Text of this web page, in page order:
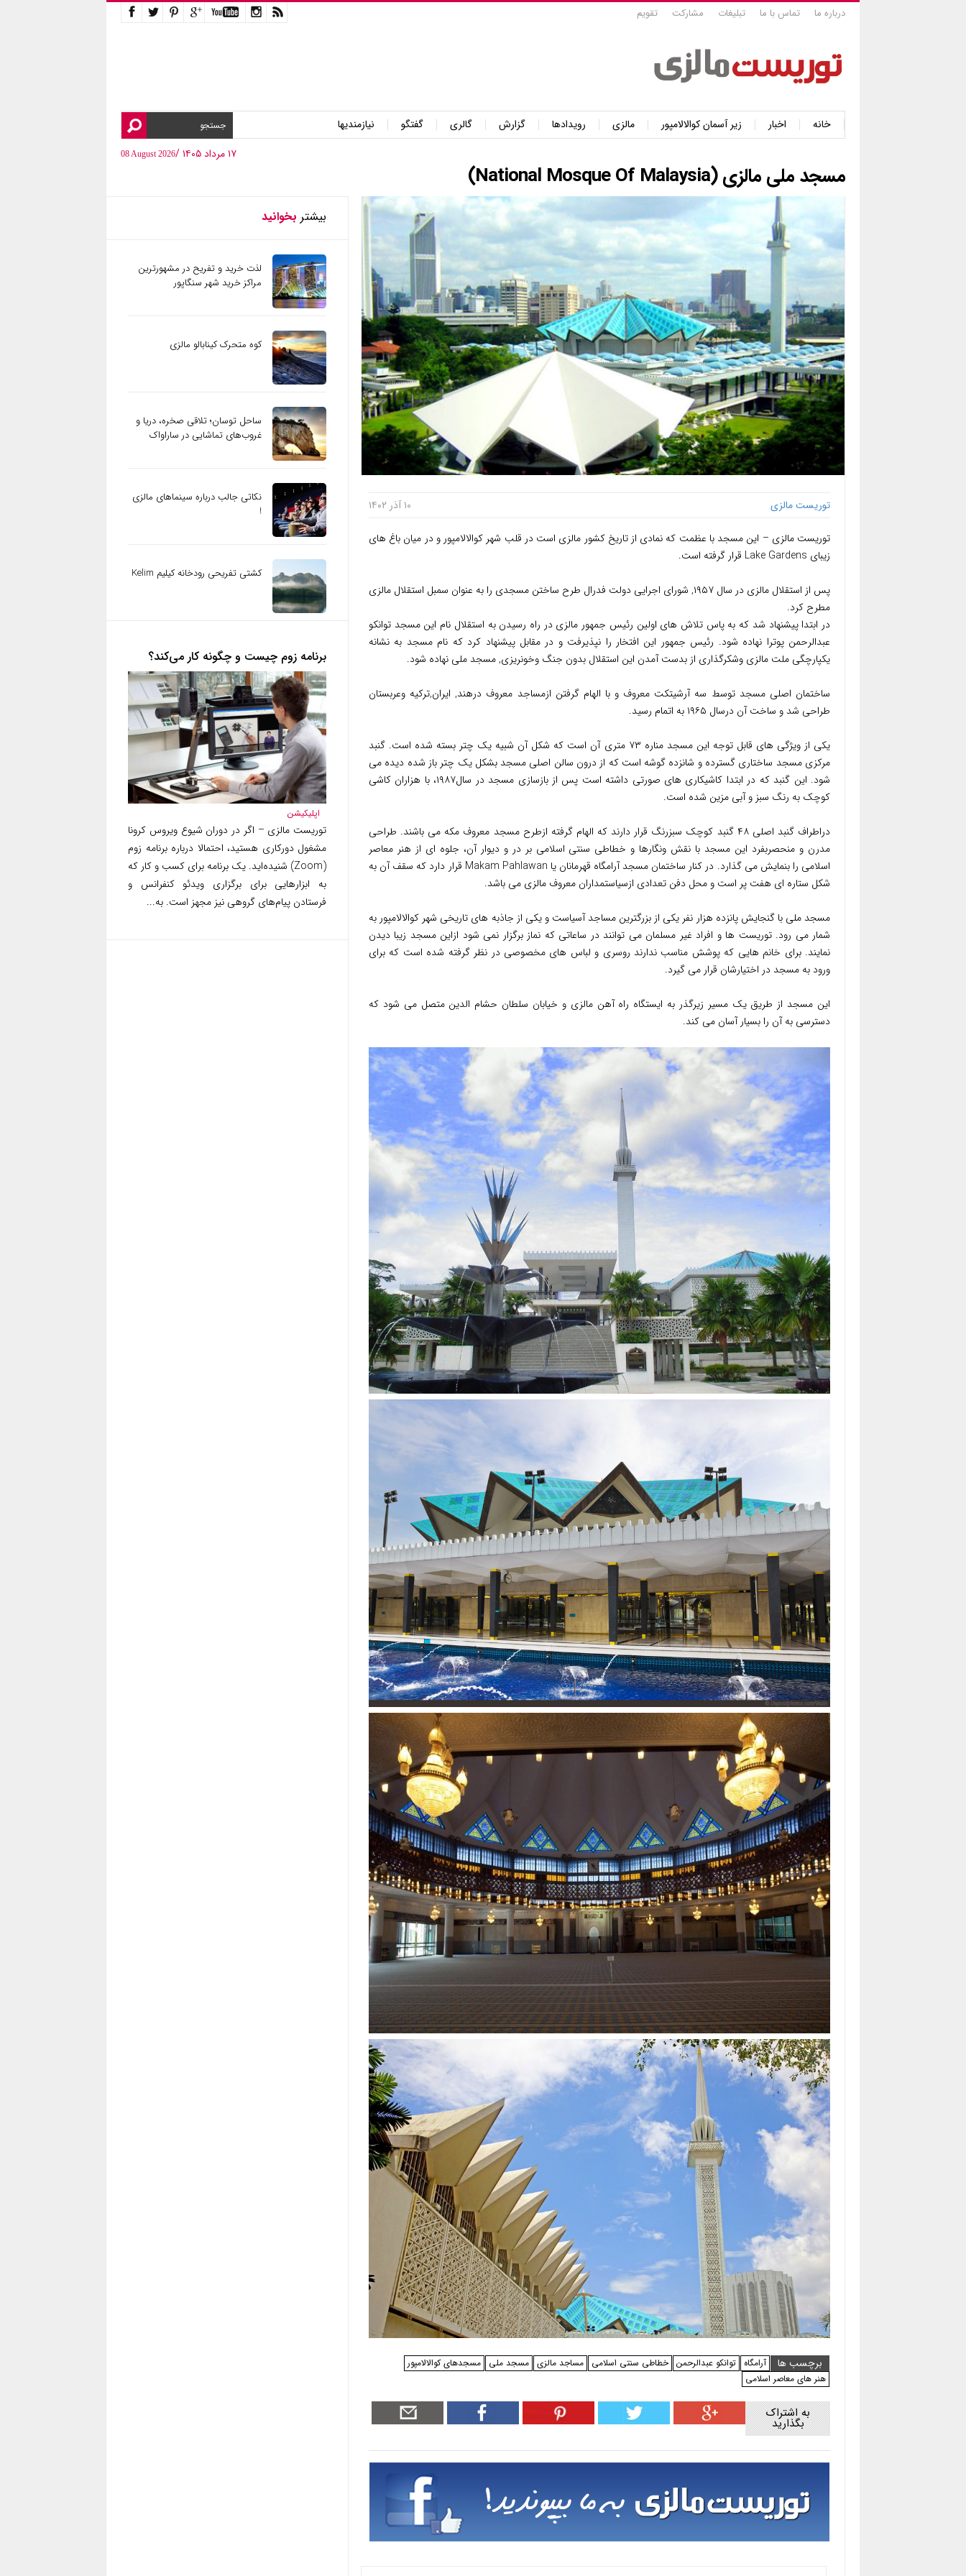
درباره ما تماس با ما تبلیغات مشارکت تقویم
خانه اخبار زیر آسمان کوالالامپور مالزی رویدادها گزارش گالری گفتگو
نیازمندیها
۱۷ مرداد ۱۴۰۵ /
08 August 2026
مسجد ملی مالزی (National Mosque Of Malaysia)
توریست مالزی ۱۰ آذر ۱۴۰۲
توریست مالزی – این مسجد با عظمت که نمادی از تاریخ کشور مالزی است در قلب شهر کوالالامپور و در میان باغ های
زیبای Lake Gardens قرار گرفته است.
پس از استقلال مالزی در سال ۱۹۵۷, شورای اجرایی دولت فدرال طرح ساختن مسجدی را به عنوان سمبل استقلال مالزی
مطرح کرد.
در ابتدا پیشنهاد شد که به پاس تلاش های اولین رئیس جمهور مالزی در راه رسیدن به استقلال نام این مسجد توانکو
عبدالرحمن پوترا نهاده شود. رئیس جمهور این افتخار را نپذیرفت و در مقابل پیشنهاد کرد که نام مسجد به نشانه
یکپارچگی ملت مالزی وشکرگذاری از بدست آمدن این استقلال بدون جنگ وخونریزی, مسجد ملی نهاده شود.
ساختمان اصلی مسجد توسط سه آرشیتکت معروف و با الهام گرفتن ازمساجد معروف درهند, ایران,ترکیه وعربستان
طراحی شد و ساخت آن درسال ۱۹۶۵ به اتمام رسید.
یکی از ویژگی های قابل توجه این مسجد مناره ۷۳ متری آن است که شکل آن شبیه یک چتر بسته شده است. گنبد
مرکزی مسجد ساختاری گسترده و شانزده گوشه است که از درون سالن اصلی مسجد بشکل یک چتر باز شده دیده می
شود. این گنبد که در ابتدا کاشیکاری های صورتی داشته است پس از بازسازی مسجد در سال۱۹۸۷، با هزاران کاشی
کوچک به رنگ سبز و آبی مزین شده است.
دراطراف گنبد اصلی ۴۸ گنبد کوچک سبزرنگ قرار دارند که الهام گرفته ازطرح مسجد معروف مکه می باشند. طراحی
مدرن و منحصربفرد این مسجد با نقش ونگارها و خطاطی سنتی اسلامی بر در و دیوار آن، جلوه ای از هنر معاصر
اسلامی را بنمایش می گذارد. در کنار ساختمان مسجد آرامگاه قهرمانان یا Makam Pahlawan قرار دارد که سقف آن به
شکل ستاره ای هفت پر است و محل دفن تعدادی ازسیاستمداران معروف مالزی می باشد.
مسجد ملی با گنجایش پانزده هزار نفر یکی از بزرگترین مساجد آسیاست و یکی از جاذبه های تاریخی شهر کوالالامپور به
شمار می رود. توریست ها و افراد غیر مسلمان می توانند در ساعاتی که نماز برگزار نمی شود ازاین مسجد زیبا دیدن
نمایند. برای خانم هایی که پوشش مناسب ندارند روسری و لباس های مخصوصی در نظر گرفته شده است که برای
ورود به مسجد در اختیارشان قرار می گیرد.
این مسجد از طریق یک مسیر زیرگذر به ایستگاه راه آهن مالزی و خیابان سلطان حشام الدین متصل می شود که
دسترسی به آن را بسیار آسان می کند.
برچسب ها آرامگاه توانکو عبدالرحمن خطاطی سنتی اسلامی مساجد مالزی مسجد ملی
مسجدهای کوالالامپور
هنر های معاصر اسلامی
به اشتراک
بگذارید
بیشتر بخوانید
لذت خرید و تفریح در مشهورترین
مراکز خرید شهر سنگاپور
کوه متحرک کینابالو مالزی
ساحل توسان؛ تلاقی صخره، دریا و
غروب‌های تماشایی در ساراواک
نکاتی جالب درباره سینماهای مالزی
!
کشتی تفریحی رودخانه کیلیم Kelim
برنامه زوم چیست و چگونه کار می‌کند؟
اپلیکیشن
توریست مالزی – اگر در دوران شیوع ویروس کرونا
مشغول دورکاری هستید، احتمالا درباره برنامه زوم
(Zoom) شنیده‌اید. یک برنامه برای کسب و کار که
به ابزارهایی برای برگزاری ویدئو کنفرانس و
فرستادن پیام‌های گروهی نیز مجهز است. به...